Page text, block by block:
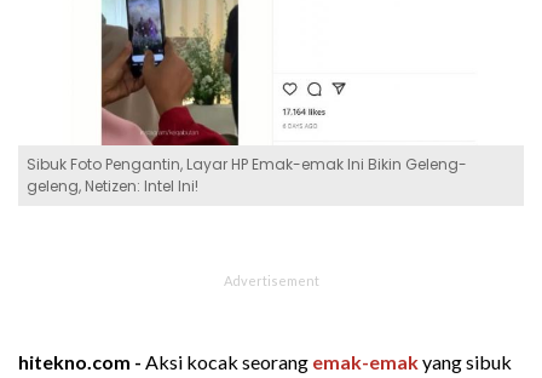
Sibuk Foto Pengantin, Layar HP Emak-emak Ini Bikin Geleng-
geleng, Netizen: Intel Ini!
hitekno.com - Aksi kocak seorang emak-emakyang sibuk